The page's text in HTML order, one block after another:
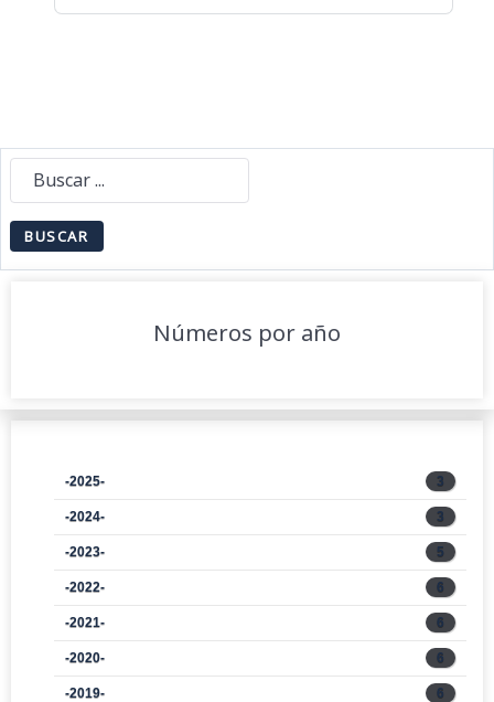
Números por año
-2025- 3
-2024- 3
-2023- 5
-2022- 6
-2021- 6
-2020- 6
-2019- 6